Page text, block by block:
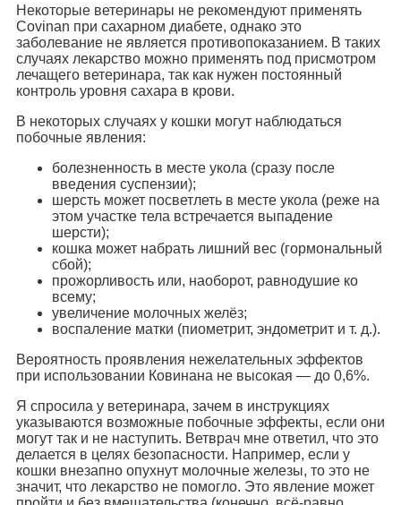
Некоторые ветеринары не рекомендуют применять
Covinan при сахарном диабете, однако это
заболевание не является противопоказанием. В таких
случаях лекарство можно применять под присмотром
лечащего ветеринара, так как нужен постоянный
контроль уровня сахара в крови.
В некоторых случаях у кошки могут наблюдаться
побочные явления:
болезненность в месте укола (сразу после
введения суспензии);
шерсть может посветлеть в месте укола (реже на
этом участке тела встречается выпадение
шерсти);
кошка может набрать лишний вес (гормональный
сбой);
прожорливость или, наоборот, равнодушие ко
всему;
увеличение молочных желёз;
воспаление матки (пиометрит, эндометрит и т. д.).
Вероятность проявления нежелательных эффектов
при использовании Ковинана не высокая — до 0,6%.
Я спросила у ветеринара, зачем в инструкциях
указываются возможные побочные эффекты, если они
могут так и не наступить. Ветврач мне ответил, что это
делается в целях безопасности. Например, если у
кошки внезапно опухнут молочные железы, то это не
значит, что лекарство не помогло. Это явление может